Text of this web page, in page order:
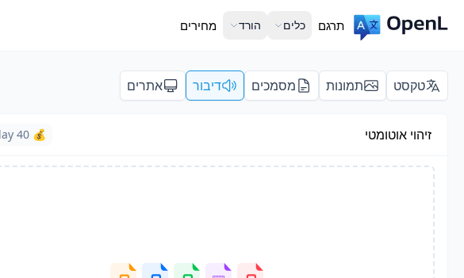
תרגם כלים הורד מחירים
טקסט תמונות מסמכים דיבור אתרים
זיהוי אוטומטי 💰 40 credits/day